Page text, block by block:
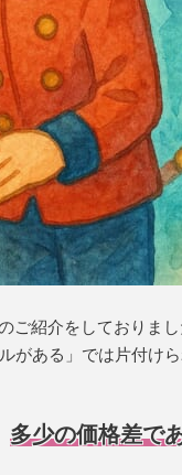
ご紹介をしておりま
がある」では片付け
多少の価格差で